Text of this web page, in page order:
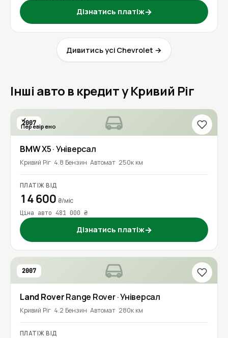
Дізнатись платіж→
Дивитись усі Chevrolet →
Інші авто в кредит у Кривий Ріг
2007
Перевірено
BMWX5· Універсал
Кривий Ріг 4.8 Бензин Автомат 250к км
ПЛАТІЖ ВІД
14 600 ₴/міс
Ціна авто 481 000 ₴
Дізнатись платіж→
2007
Land RoverRange Rover· Універсал
Кривий Ріг 4.2 Бензин Автомат 280к км
ПЛАТІЖ ВІД